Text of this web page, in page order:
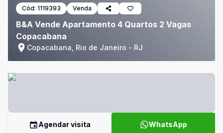
Cód: 1119393 Venda
B&A Vende Apartamento 4 Quartos 2 Vagas
Copacabana
Copacabana, Rio de Janeiro - RJ
Agendar visita WhatsApp